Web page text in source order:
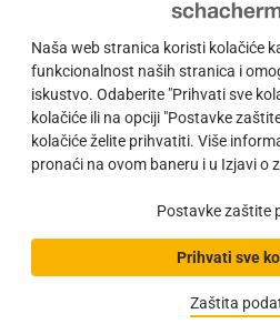
Naša web stranica koristi kolačiće
funkcionalnost naših stranica i
iskustvo. Odaberite "Prihvati sve
kolačiće ili na opciji "Postavke
kolačiće želite prihvatiti. Više
pronaći na ovom baneru i u Izjavi o
Postavke zaštite
Prihvati sve
Zaštita
Obavještavamo naše
30.9.2023. Molimo sve
eventualno planirali…
Objava
objavljena
dana:
28.09.2023